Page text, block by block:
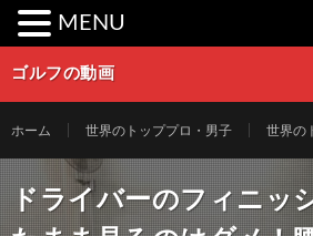
ゴルフの動画
ホーム 世界のトッププロ・男子 世界の
ドライバーのフィニッ
MENU